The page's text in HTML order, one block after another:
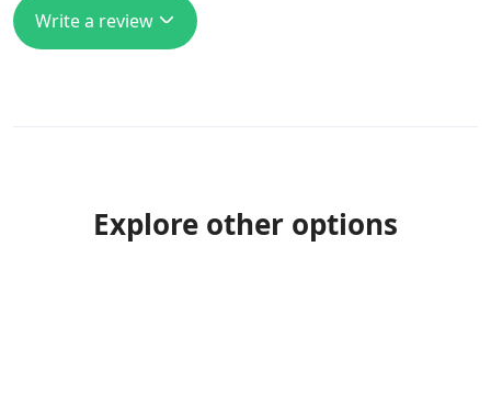
Write a review
Explore other options